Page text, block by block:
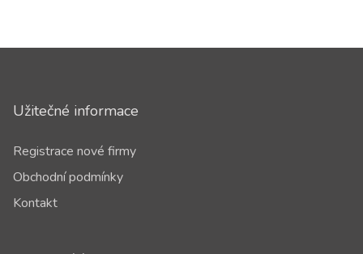
Užitečné informace
Registrace nové firmy
Obchodní podmínky
Kontakt